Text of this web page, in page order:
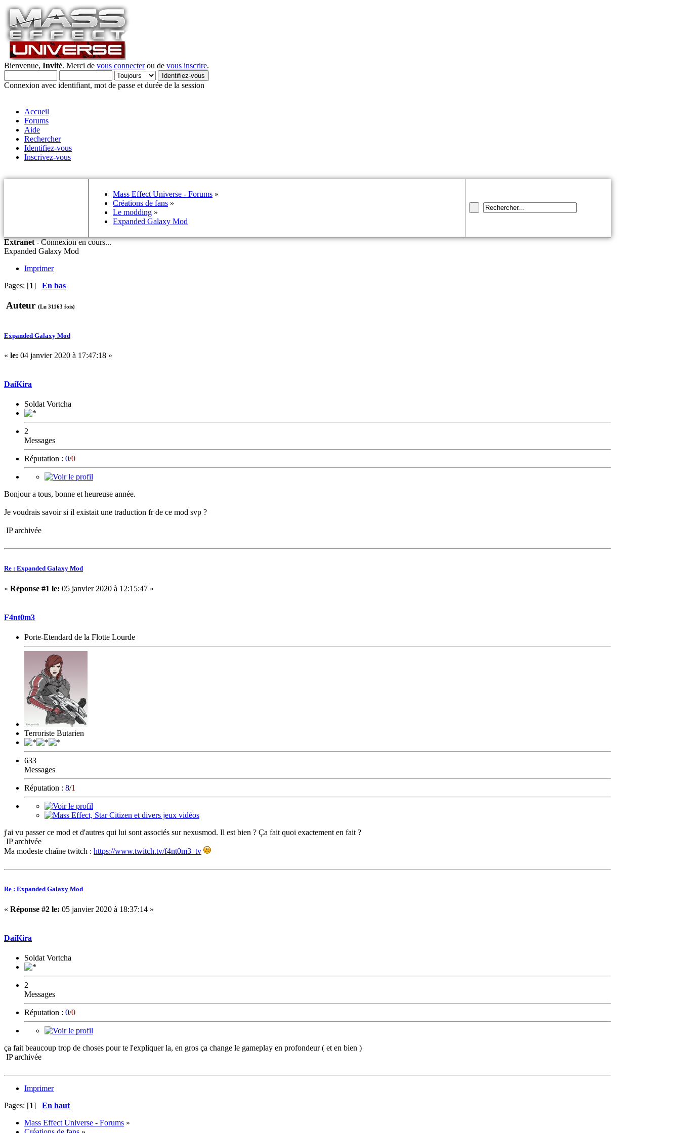
Bienvenue, Invité. Merci de vous connecterou de vous inscrire.
Connexion avec identifiant, mot de passe et durée de la session
Accueil
Forums
Aide
Rechercher
Identifiez-vous
Inscrivez-vous
Mass Effect Universe - Forums »
Créations de fans »
Le modding »
Expanded Galaxy Mod
Extranet-Connexion en cours...
Expanded Galaxy Mod
Imprimer
Pages: [1] En bas
Auteur (Lu 31163 fois)
Expanded Galaxy Mod
« le: 04 janvier 2020 à 17:47:18 »
DaiKira
Soldat Vortcha
2
Messages
Réputation : 0/0
Bonjour a tous, bonne et heureuse année.
Je voudrais savoir si il existait une traduction fr de ce mod svp ?
IP archivée
Re : Expanded Galaxy Mod
« Réponse #1 le: 05 janvier 2020 à 12:15:47 »
F4nt0m3
Porte-Etendard de la Flotte Lourde
Terroriste Butarien
633
Messages
Réputation : 8/1
j'ai vu passer ce mod et d'autres qui lui sont associés sur nexusmod. Il est bien ? Ça fait quoi exactement en fait ?
IP archivée
Ma modeste chaîne twitch : https://www.twitch.tv/f4nt0m3_tv
Re : Expanded Galaxy Mod
« Réponse #2 le: 05 janvier 2020 à 18:37:14 »
DaiKira
Soldat Vortcha
2
Messages
Réputation : 0/0
ça fait beaucoup trop de choses pour te l'expliquer la, en gros ça change le gameplay en profondeur ( et en bien )
IP archivée
Imprimer
Pages: [1] En haut
Mass Effect Universe - Forums »